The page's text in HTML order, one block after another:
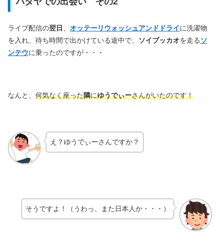
ライブ配信の翌日 、 オッテーリウォッシュアンドドライに洗濯物
を入れ、待ち時間で出かけている途中で、
ソイブッカオを走る ソ
ンテウに乗ったのですが・・・
なんと、 何気なく座った隣にゆうでぃーさんがいたのです！
え？ゆうでぃーさんですか？
そうですよ！（うわっ、また日本人か・・・）